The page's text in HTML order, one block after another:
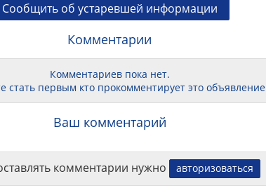
Сообщить об устаревшей информации
Комментарии
Комментариев пока нет.
стать первым кто прокомментирует это объявление
Ваш комментарий
комментарии нужно авторизоваться